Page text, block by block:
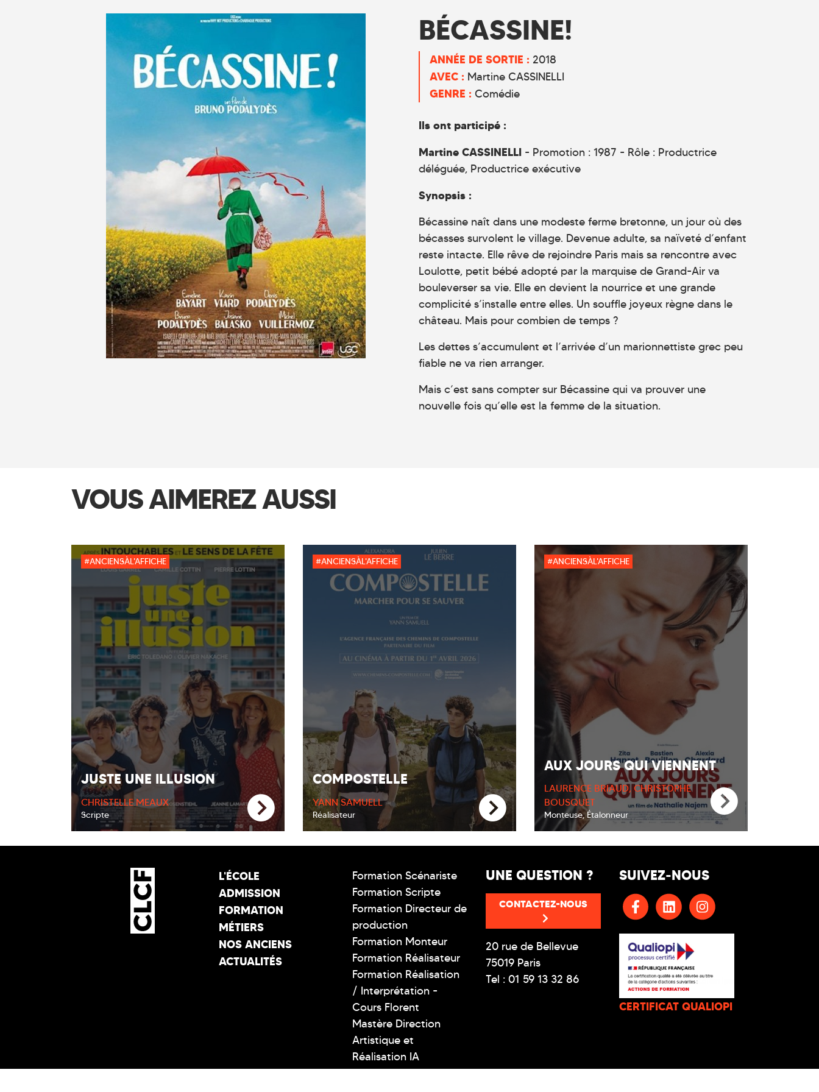
BÉCASSINE!
ANNÉE DE SORTIE : 2018
AVEC : Martine CASSINELLI
GENRE : Comédie
Ils ont participé :
Martine CASSINELLI - Promotion : 1987 - Rôle : Productrice
déléguée, Productrice exécutive
Synopsis :
Bécassine naît dans une modeste ferme bretonne, un jour où des
bécasses survolent le village. Devenue adulte, sa naïveté d’enfant
reste intacte. Elle rêve de rejoindre Paris mais sa rencontre avec
Loulotte, petit bébé adopté par la marquise de Grand-Air va
bouleverser sa vie. Elle en devient la nourrice et une grande
complicité s’installe entre elles. Un souffle joyeux règne dans le
château. Mais pour combien de temps ?
Les dettes s’accumulent et l’arrivée d’un marionnettiste grec peu
fiable ne va rien arranger.
Mais c’est sans compter sur Bécassine qui va prouver une
nouvelle fois qu’elle est la femme de la situation.
VOUS AIMEREZ AUSSI
#ANCIENSÀL'AFFICHE
JUSTE UNE ILLUSION
CHRISTELLE MEAUX
Scripte
#ANCIENSÀL'AFFICHE
COMPOSTELLE
YANN SAMUELL
Réalisateur
#ANCIENSÀL'AFFICHE
AUX JOURS QUI VIENNENT
LAURENCE BRIAUD, CHRISTOPHE
BOUSQUET
Monteuse, Étalonneur
L'ÉCOLE
ADMISSION
FORMATION
MÉTIERS
NOS ANCIENS
ACTUALITÉS
Formation Scénariste
Formation Scripte
Formation Directeur de
production
Formation Monteur
Formation Réalisateur
Formation Réalisation
/ Interprétation -
Cours Florent
Mastère Direction
Artistique et
Réalisation IA
UNE QUESTION ?
CONTACTEZ-NOUS
20 rue de Bellevue
75019 Paris
Tel : 01 59 13 32 86
SUIVEZ-NOUS
CERTIFICAT QUALIOPI